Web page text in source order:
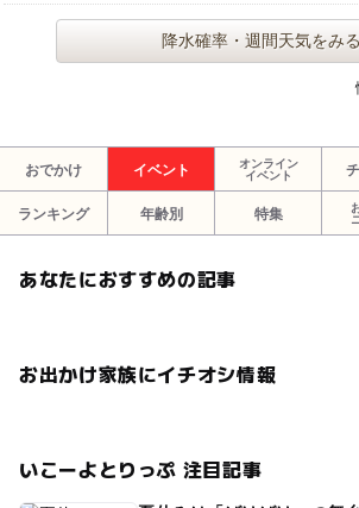
降水確率・週間天気をみる
おでかけ イベント
オンライン
イベント
ランキング 年齢別 特集
あなたにおすすめの記事
お出かけ家族にイチオシ情報
いこーよとりっぷ 注目記事